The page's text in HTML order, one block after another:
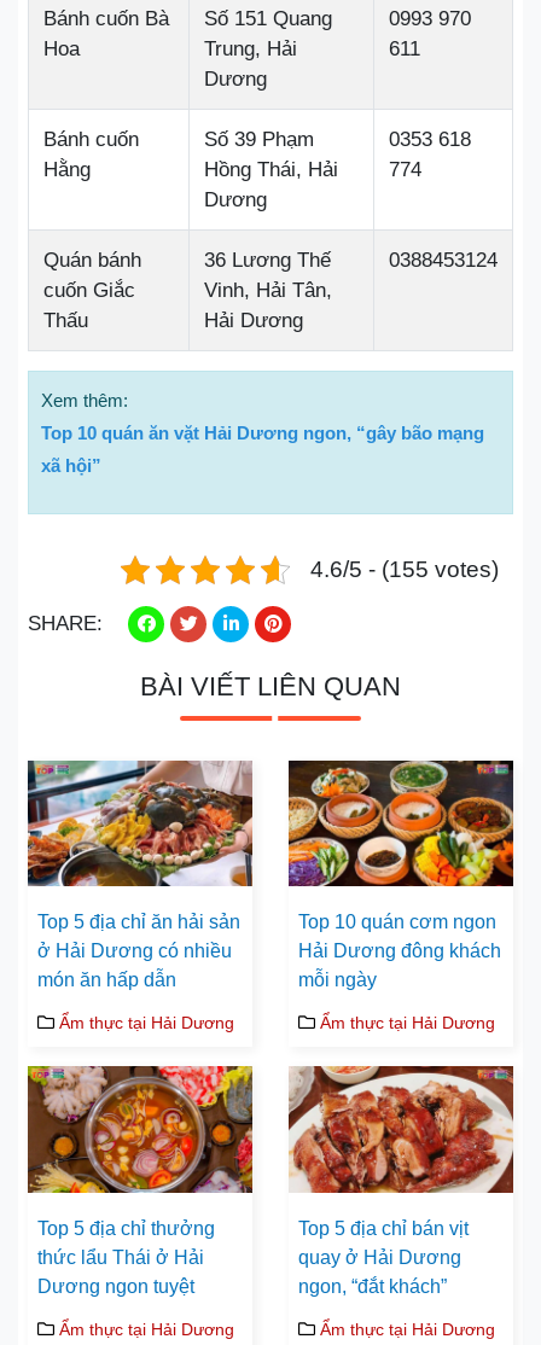
Bánh cuốn Bà
Hoa
Số 151 Quang
Trung, Hải
Dương
0993 970
611
Bánh cuốn
Hằng
Số 39 Phạm
Hồng Thái, Hải
Dương
0353 618
774
Quán bánh
cuốn Giắc
Thấu
36 Lương Thế
Vinh, Hải Tân,
Hải Dương
0388453124
Xem thêm:
Top 10 quán ăn vặt Hải Dương ngon, “gây bão mạng
xã hội”
4.6/5 - (155 votes)
SHARE:
BÀI VIẾT LIÊN QUAN
Top 5 địa chỉ ăn hải sản
ở Hải Dương có nhiều
món ăn hấp dẫn
Ẩm thực tại Hải Dương
Top 10 quán cơm ngon
Hải Dương đông khách
mỗi ngày
Ẩm thực tại Hải Dương
Top 5 địa chỉ thưởng
thức lẩu Thái ở Hải
Dương ngon tuyệt
Ẩm thực tại Hải Dương
Top 5 địa chỉ bán vịt
quay ở Hải Dương
ngon, “đắt khách”
Ẩm thực tại Hải Dương